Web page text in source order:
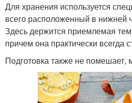
Для хранения используется
всего расположенный в нижней
Здесь держится приемлемая
причем она практически всегда
Подготовка также не помешает,